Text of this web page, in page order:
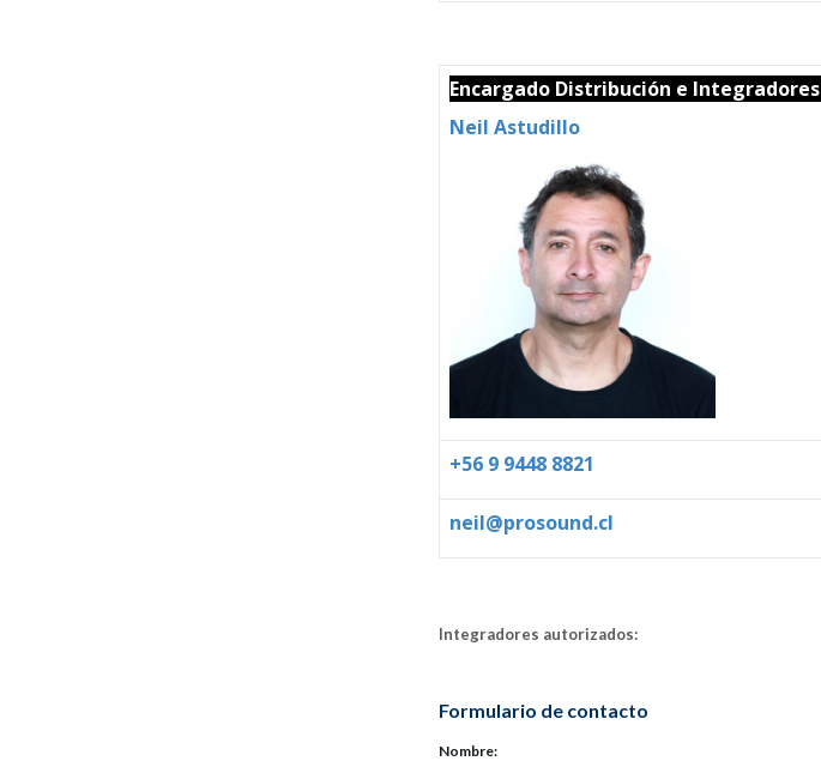
Encargado Distribución e Integradores
Neil Astudillo
+56 9 9448 8821
neil@prosound.cl
Integradores autorizados:
Formulario de contacto
Nombre: